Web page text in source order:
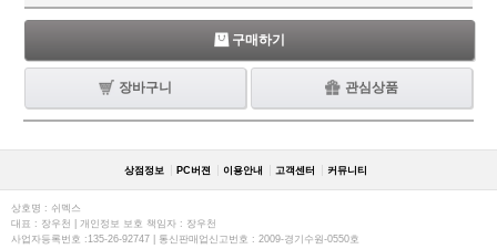
구매하기
장바구니 관심상품
상점정보 PC버젼 이용안내 고객센터 커뮤니티
상호명 : 쉬멕스
대표 : 장우천 | 개인정보 보호 책임자 : 장우천
사업자등록번호 :135-26-92747 | 통신판매업신고번호 : 2009-경기수원-0550호